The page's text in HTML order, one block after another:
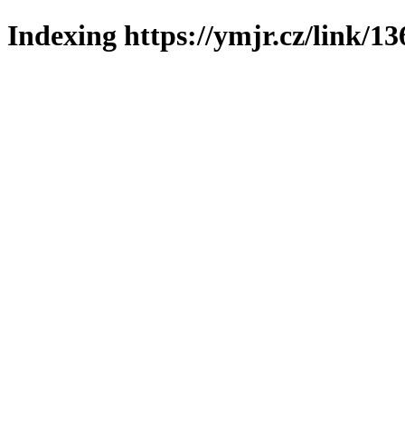
Indexing https://ymjr.cz/link/